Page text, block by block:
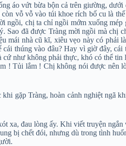
áo vứt bừa bộn cả trên giường,
vỗ vỗ vào túi khoe rích bố cu là
ngồi, chị ta chỉ ngồi mớm xuống
đã được Tràng mời ngồi mà chị
mái nhà cũ kĩ, xiêu vẹo này có phải
thúng vào đâu? Hay vì giờ đây,
như không phải thực, khó có thể
! Tủi lắm ! Chị không nói được nên
gặp Tràng, hoàn cảnh nghiệt ngã
xa, đau lòng ấy. Khi viết truyện
bị chết đói, nhưng dù trong tình